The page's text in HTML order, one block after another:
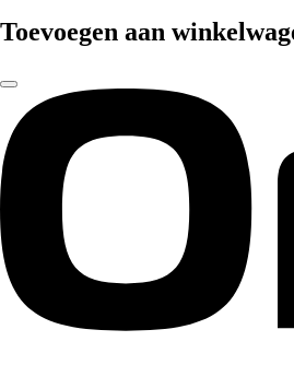
Toevoegen aan